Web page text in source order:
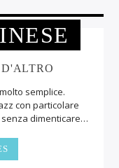
semplice.
con particolare
dimenticare